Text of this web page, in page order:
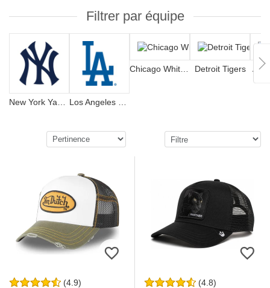
Filtrer par équipe
Chicago White Sox Detroit Tigers
(4.9) (4.8)